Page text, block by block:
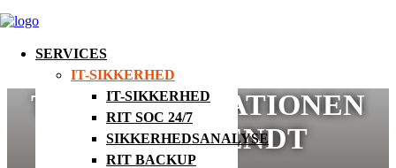
SERVICES
IT-SIKKERHED
IT-SIKKERHED
RIT SOC 24/7
SIKKERHEDSANALYSE
RIT BACKUP
TRANSFORMATIONEN
ER FULDENDT